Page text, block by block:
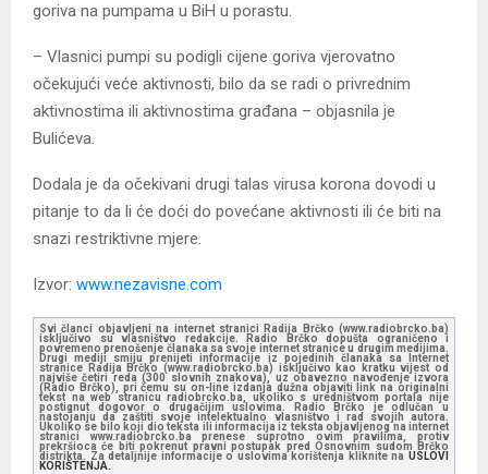
goriva na pumpama u BiH u porastu.
– Vlasnici pumpi su podigli cijene goriva vjerovatno
očekujući veće aktivnosti, bilo da se radi o privrednim
aktivnostima ili aktivnostima građana – objasnila je
Bulićeva.
Dodala je da očekivani drugi talas virusa korona dovodi u
pitanje to da li će doći do povećane aktivnosti ili će biti na
snazi restriktivne mjere.
Izvor: www.nezavisne.com
Svi članci objavljeni na internet stranici Radija Brčko (www.radiobrcko.ba)
isključivo su vlasništvo redakcije. Radio Brčko dopušta ograničeno i
povremeno prenošenje članaka sa svoje internet stranice u drugim medijima.
Drugi mediji smiju prenijeti informacije iz pojedinih članaka sa Internet
stranice Radija Brčko (www.radiobrcko.ba) isključivo kao kratku vijest od
najviše četiri reda (300 slovnih znakova), uz obavezno navođenje izvora
(Radio Brčko), pri čemu su on-line izdanja dužna objaviti link na originalni
tekst na web stranicu radiobrcko.ba, ukoliko s uredništvom portala nije
postignut dogovor o drugačijim uslovima. Radio Brčko je odlučan u
nastojanju da zaštiti svoje intelektualno vlasništvo i rad svojih autora.
Ukoliko se bilo koji dio teksta ili informacija iz teksta objavljenog na internet
stranici www.radiobrcko.ba prenese suprotno ovim pravilima, protiv
prekršioca će biti pokrenut pravni postupak pred Osnovnim sudom Brčko
distrikta. Za detaljnije informacije o uslovima korištenja kliknite na USLOVI
KORIŠTENJA.